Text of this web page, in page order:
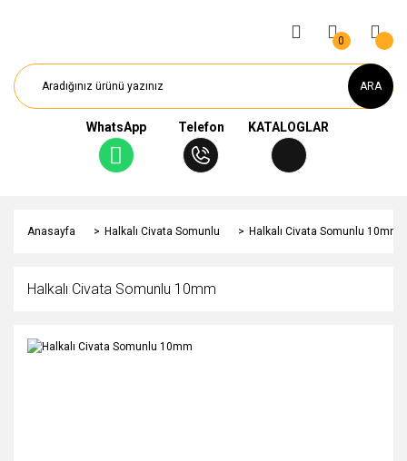
ARA
WhatsApp Telefon KATALOGLAR
0
Anasayfa Halkalı Civata Somunlu Halkalı Civata Somunlu 10mm
Halkalı Civata Somunlu 10mm